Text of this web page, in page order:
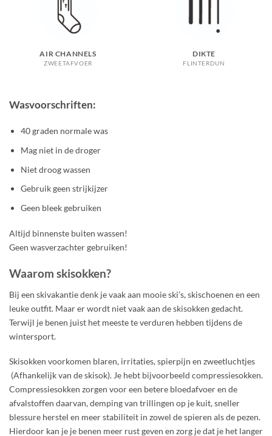
AIR CHANNELS
ZWEETAFVOER
DIKTE
FLINTERDUN
Wasvoorschriften:
40 graden normale was
Mag niet in de droger
Niet droog wassen
Gebruik geen strijkijzer
Geen bleek gebruiken
Altijd binnenste buiten wassen!
Geen wasverzachter gebruiken!
Waarom skisokken?
Bij een skivakantie denk je vaak aan mooie ski’s, skischoenen en een
leuke outfit. Maar er wordt niet vaak aan de skisokken gedacht.
Terwijl je benen juist het meeste te verduren hebben tijdens de
wintersport.
Skisokken voorkomen blaren, irritaties, spierpijn en zweetluchtjes
(Afhankelijk van de skisok). Je hebt bijvoorbeeld compressiesokken.
Compressiesokken zorgen voor een betere bloedafvoer en de
afvalstoffen daarvan, demping van trillingen op je kuit, sneller
blessure herstel en meer stabiliteit in zowel de spieren als de pezen.
Hierdoor kan je je benen meer rust geven en zorg je dat je het langer